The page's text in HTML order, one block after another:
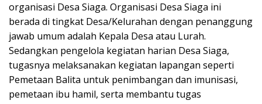
organisasi Desa Siaga. Organisasi Desa Siaga ini
berada di tingkat Desa/Kelurahan dengan penanggung
jawab umum adalah Kepala Desa atau Lurah.
Sedangkan pengelola kegiatan harian Desa Siaga,
tugasnya melaksanakan kegiatan lapangan seperti
Pemetaan Balita untuk penimbangan dan imunisasi,
pemetaan ibu hamil, serta membantu tugas